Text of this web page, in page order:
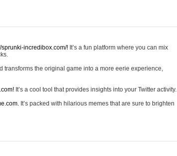
sprunki-incredibox.com/! It’s a fun platform where you can mix
transforms the original game into a more eerie experience,
It’s a cool tool that provides insights into your Twitter activity.
It’s packed with hilarious memes that are sure to brighten